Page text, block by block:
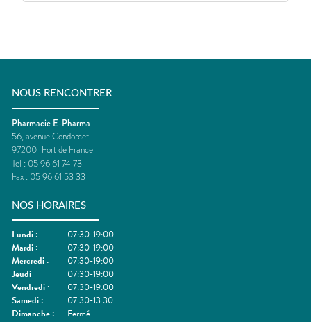
NOUS RENCONTRER
Pharmacie E-Pharma
56, avenue Condorcet
97200 Fort de France
Tel : 05 96 61 74 73
Fax : 05 96 61 53 33
NOS HORAIRES
Lundi :
07:30-19:00
Mardi :
07:30-19:00
Mercredi :
07:30-19:00
Jeudi :
07:30-19:00
Vendredi :
07:30-19:00
Samedi :
07:30-13:30
Dimanche : Fermé